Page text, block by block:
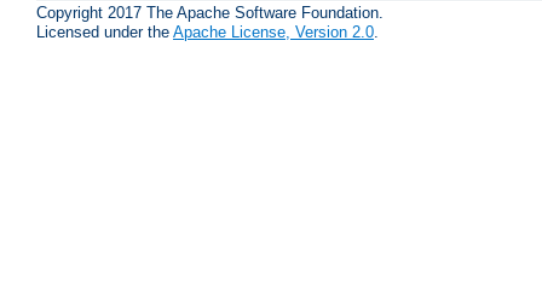
Copyright 2017 The Apache Software Foundation.
Licensed under the Apache License, Version 2.0